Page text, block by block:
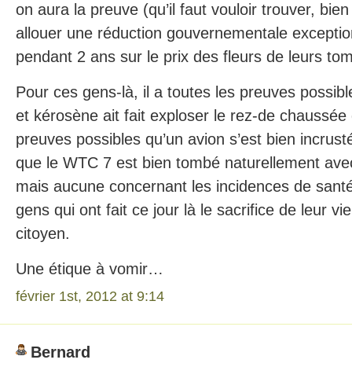
on aura la preuve (qu’il faut vouloir trouver,
allouer une réduction gouvernementale
pendant 2 ans sur le prix des fleurs de leurs
Pour ces gens-là, il a toutes les preuves
et kérosène ait fait exploser le rez-de
preuves possibles qu’un avion s’est bien
que le WTC 7 est bien tombé naturellement
mais aucune concernant les incidences de
gens qui ont fait ce jour là le sacrifice de leur
citoyen.
Une étique à vomir…
février 1st, 2012 at 9:14
Bernard